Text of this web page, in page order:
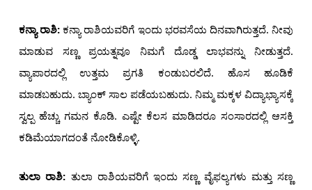
ಕನ್ಯಾರಾಶಿ: ಕನ್ಯಾ ರಾಶಿಯವರಿಗೆ ಇಂದು ಭರವಸೆಯ ದಿನವಾಗಿರುತ್ತದೆ. ನೀವು
ಮಾಡುವ ಸಣ್ಣ ಪ್ರಯತ್ನವೂ ನಿಮಗೆ ದೊಡ್ಡ ಲಾಭವನ್ನು ನೀಡುತ್ತದೆ.
ವ್ಯಾಪಾರದಲ್ಲಿ ಉತ್ತಮ ಪ್ರಗತಿ ಕಂಡುಬರಲಿದೆ. ಹೊಸ ಹೂಡಿಕೆ
ಮಾಡಬಹುದು. ಬ್ಯಾಂಕ್ ಸಾಲ ಪಡೆಯಬಹುದು. ನಿಮ್ಮ ಮಕ್ಕಳ ವಿದ್ಯಾಭ್ಯಾಸಕ್ಕೆ
ಸ್ವಲ್ಪ ಹೆಚ್ಚು ಗಮನ ಕೊಡಿ. ಎಷ್ಟೇ ಕೆಲಸ ಮಾಡಿದರೂ ಸಂಸಾರದಲ್ಲಿ ಆಸಕ್ತಿ
ಕಡಿಮೆಯಾಗದಂತೆ ನೋಡಿಕೊಳ್ಳಿ.
ತುಲಾ ರಾಶಿ: ತುಲಾ ರಾಶಿಯವರಿಗೆ ಇಂದು ಸಣ್ಣ ವೈಫಲ್ಯಗಳು ಮತ್ತು ಸಣ್ಣ